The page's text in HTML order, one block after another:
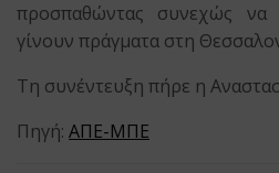
προσπαθώντας συνεχώς
γίνουν πράγματα στη
Τη συνέντευξη πήρε η
Πηγή:ΑΠΕ-ΜΠΕ